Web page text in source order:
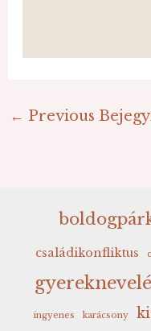
← Previous
családikonfliktus
ingyenes karácsony